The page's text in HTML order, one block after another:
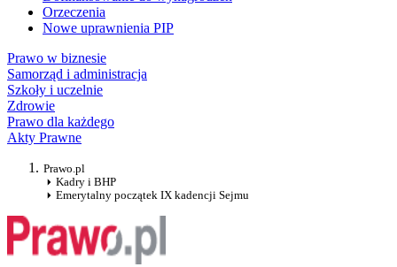
Orzeczenia
Nowe uprawnienia PIP
Prawo w biznesie
Samorząd i administracja
Szkoły i uczelnie
Zdrowie
Prawo dla każdego
Akty Prawne
Prawo.pl
Kadry i BHP
Emerytalny początek IX kadencji Sejmu